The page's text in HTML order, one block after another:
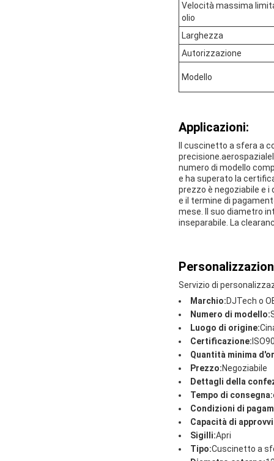
Velocità massima
olio
Larghezza
Autorizzazione
Modello
Applicazioni:
Il cuscinetto a sfera a
precisione.aerospazialeIl
numero di modello
e ha superato la
prezzo è negoziabile e
e il termine di
mese. Il suo diametro
inseparabile. La
Servizio di
Marchio:DJTech o
Numero di modello:
Luogo di origine:
Certificazione:
Quantità minima
Prezzo:Negoziabile
Dettagli della
Tempo di consegna:
Condizioni di
Capacità di
Sigilli:Apri
Tipo:Cuscinetto a